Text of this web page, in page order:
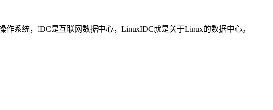
系统，IDC是互联网数据中心，LinuxIDC就是关于Linux的数据中心。